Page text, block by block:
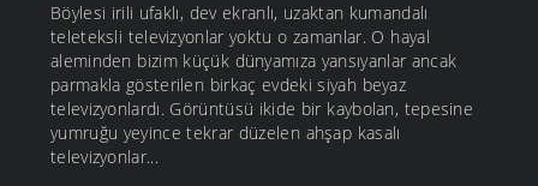
Böylesi irili ufaklı, dev ekranlı, uzaktan kumandalı
teleteksli televizyonlar yoktu o zamanlar. O hayal
aleminden bizim küçük dünyamıza yansıyanlar ancak
parmakla gösterilen birkaç evdeki siyah beyaz
televizyonlardı. Görüntüsü ikide bir kaybolan, tepesine
yumruğu yeyince tekrar düzelen ahşap kasalı
televizyonlar...